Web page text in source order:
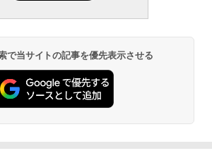
で当サイトの記事を優先表示させる